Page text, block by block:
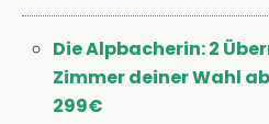
Die Alpbacherin: 2
Zimmer deiner Wahl
299€